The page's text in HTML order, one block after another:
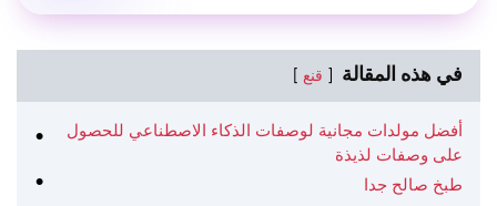
في هذه المقالة قنع
أفضل مولدات مجانية لوصفات الذكاء الاصطناعي للحصول
على وصفات لذيذة
طبخ صالح جدا